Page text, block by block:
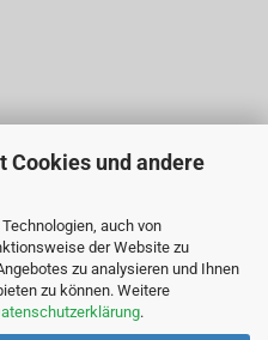
Cookies und andere
auch von
der Website zu
zu analysieren und Ihnen
zu können. Weitere
.